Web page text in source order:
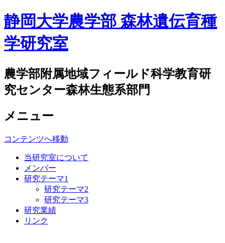
静岡大学農学部 森林遺伝育種
学研究室
農学部附属地域フィールド科学教育研
究センター森林生態系部門
メニュー
コンテンツへ移動
当研究室について
メンバー
研究テーマ1
研究テーマ2
研究テーマ3
研究業績
リンク